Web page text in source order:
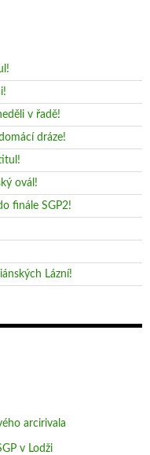
v řadě!
dráze!
ovál!
finále SGP2!
Lázní!
arcirivala
v Lodži